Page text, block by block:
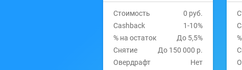
Стоимость
0 руб.
Cashback
1-10%
% на остаток
До 5,5%
Снятие
До 150 000 р.
Овердрафт
Нет